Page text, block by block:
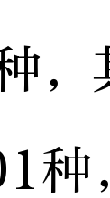
，
种